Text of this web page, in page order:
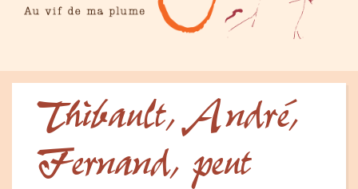
Thibault, André,
Fernand, peut